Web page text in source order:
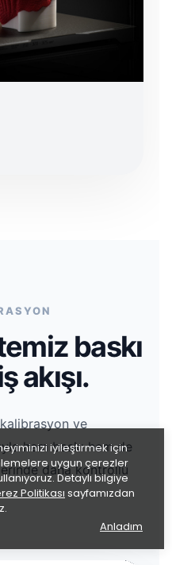
iyileştirmek için
uygun çerezler
Detaylı bilgiye
Politikası sayfamızdan
Anladım
baskı
akışı.
ve
hem baskı hem de
daha kontrollü